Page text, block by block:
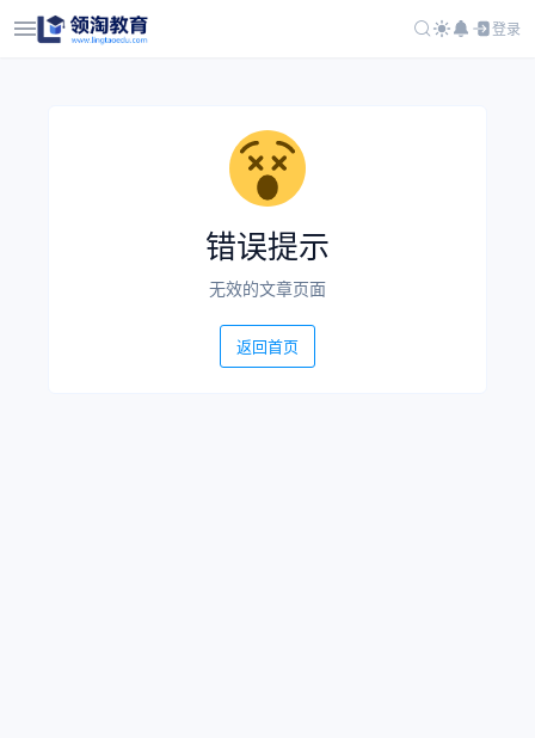
登录
错误提示
无效的文章页面
返回首页